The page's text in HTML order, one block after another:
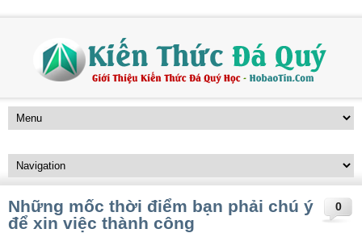
0
Những mốc thời điểm bạn phải chú ý
để xin việc thành công